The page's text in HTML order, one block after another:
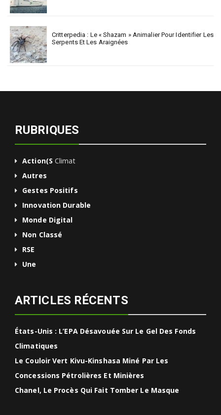
Critterpedia : Le « Shazam » Animalier Pour Identifier Les
Serpents Et Les Araignées
RUBRIQUES
Action(s Climat
Autres
Gestes Positifs
Innovation Durable
Monde Digital
Non Classé
RSE
Une
ARTICLES RÉCENTS
États-Unis : L’EPA Désavouée Sur Le Gel Des Fonds
Climatiques
Le Couloir Vert Kivu-Kinshasa Miné Par Les
Concessions Pétrolières Et Minières
Chanel, Le Procès Qui Fait Tomber Le Masque